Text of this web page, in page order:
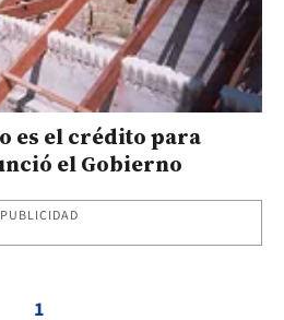
es el crédito para
el Gobierno
PUBLICIDAD
1